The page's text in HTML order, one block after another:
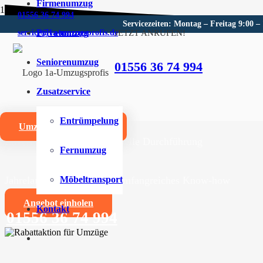
01556 36 74 994
service@1a-umzugsprofis.de
Servicezeiten: Montag – Freitag 9:00 –
JETZT ANRUFEN!
01556 36 74 994
Firmenumzug
Privatumzug
Seniorenumzug
Zusatzservice
Entrümpelung
Fernumzug
Möbeltransport
Kontakt
Umzugskostenrechner
Umzugsunternehmen für
Wir sind Ihr kompetentes Umzugsunternehmen für
Zuverlässige und professionelle Durchführung
Jahrelange Erfahrung und umfangreiches Know-how
Angebot einholen
01556 36 74 994